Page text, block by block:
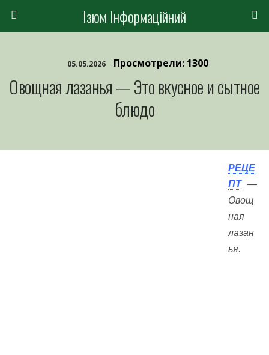
Ізюм Інформаційний
05.05.2026 Просмотрели: 1300
Овощная лазанья — Это вкусное и сытное
блюдо
РЕЦЕ
ПТ—
Овощ
ная
лазан
ья.